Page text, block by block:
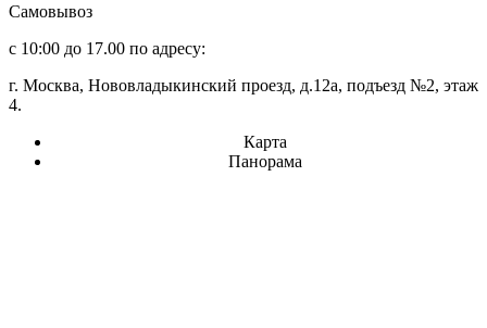
Самовывоз
с 10:00 до 17.00 по адресу:
г. Москва, Нововладыкинский проезд, д.12а, подъезд №2, этаж
4.
Карта
Панорама